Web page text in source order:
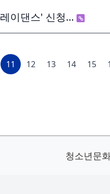
이댄스' 신청…
11 12 13 14 15
청소년문